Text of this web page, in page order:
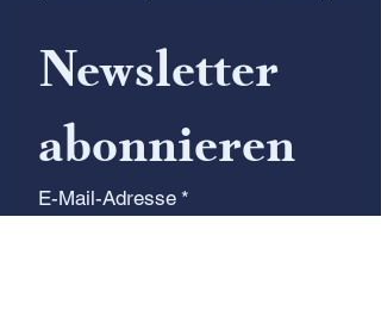
Newsletter
abonnieren
E-Mail-Adresse *